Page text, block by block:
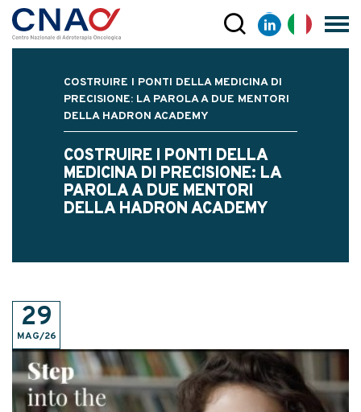
COSTRUIRE I PONTI DELLA MEDICINA DI
PRECISIONE: LA PAROLA A DUE MENTORI
DELLA HADRON ACADEMY
COSTRUIRE I PONTI DELLA
MEDICINA DI PRECISIONE: LA
PAROLA A DUE MENTORI
DELLA HADRON ACADEMY
29
MAG/26